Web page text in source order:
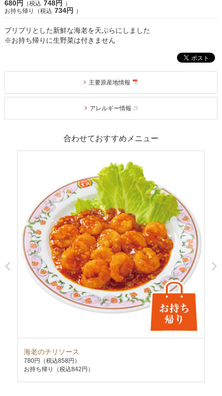
680円
（税込 748円
）
お持ち帰り（税込 734円 ）
プリプリとした新鮮な海老を天ぷらにしました
※お持ち帰りに生野菜は付きません
主要原産地情報
アレルギー情報
合わせておすすめメニュー
海老のチリソース
780円
（税込858円）
お持ち帰り（税込842円）